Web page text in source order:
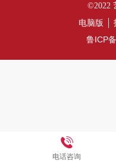
©2022
电脑版
鲁ICP
电话咨询